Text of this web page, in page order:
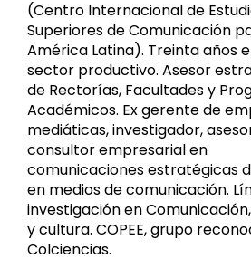
(Centro Internacional de
Superiores de Comunicación
América Latina). Treinta años
sector productivo. Asesor
de Rectorías, Facultades y
Académicos. Ex gerente de
mediáticas, investigador,
consultor empresarial en
comunicaciones estratégicas
en medios de comunicación.
investigación en
y cultura. COPEE, grupo
Colciencias.